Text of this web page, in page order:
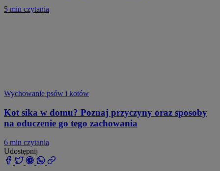
5 min czytania
Wychowanie psów i kotów
Kot sika w domu? Poznaj przyczyny oraz sposoby
na oduczenie go tego zachowania
6 min czytania
Udostępnij